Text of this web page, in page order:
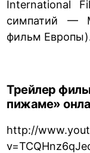
International
симпатий —
фильм
Трейлер
пижаме»
http://